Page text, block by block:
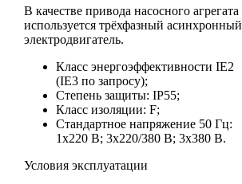
В качестве привода насосного агрегата
используется трёхфазный асинхронный
электродвигатель.
Класс энергоэффективности IE2
(IE3 по запросу);
Степень защиты: IP55;
Класс изоляции: F;
Стандартное напряжение 50 Гц:
1х220 В; 3x220/380 В; 3x380 В.
Условия эксплуатации